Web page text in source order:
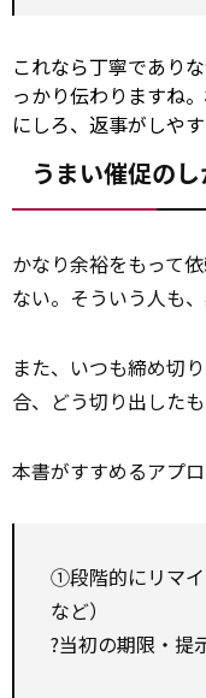
これなら丁寧であり
っかり伝わりますね
にしろ、返事がしや
うまい催促の
かなり余裕をもって依
ない。そういう人も
また、いつも締め切
合、どう切り出した
本書がすすめるアプロ
①段階的にリマ
など）
?当初の期限・提